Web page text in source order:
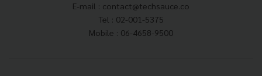
E-mail : contact@techsauce.co
Tel : 02-001-5375
Mobile : 06-4658-9500